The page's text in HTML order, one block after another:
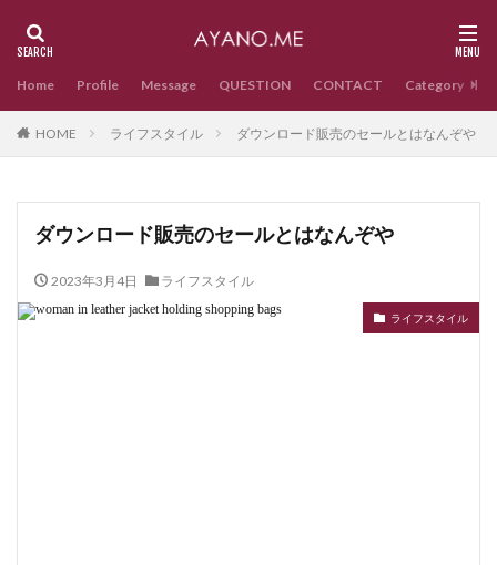
Home Profile Message QUESTION CONTACT Category
HOME ライフスタイル ダウンロード販売のセールとはなんぞや
ダウンロード販売のセールとはなんぞや
2023年3月4日 ライフスタイル
ライフスタイル